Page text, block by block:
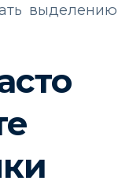
выделению